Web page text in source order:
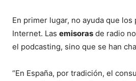
En primer lugar, no ayuda que
Internet. Las emisoras de radio
el podcasting, sino que se han
“En España, por tradición, el